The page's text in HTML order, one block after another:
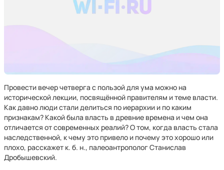
Провести вечер четверга с пользой для ума можно на
исторической лекции, посвящённой правителям и теме власти.
Как давно люди стали делиться по иерархии и по каким
признакам? Какой была власть в древние времена и чем она
отличается от современных реалий? О том, когда власть стала
наследственной, к чему это привело и почему это хорошо или
плохо, расскажет к. б. н., палеоантрополог Станислав
Дробышевский.